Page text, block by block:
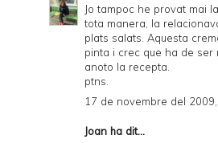
Jo tampoc he provat mai
tota manera, la
plats salats. Aquesta
pinta i crec que ha de ser
anoto la recepta.
ptns.
17 de novembre del
Joan ha dit...